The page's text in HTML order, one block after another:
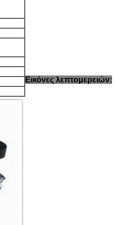
Εικόνες λεπτομερειών: